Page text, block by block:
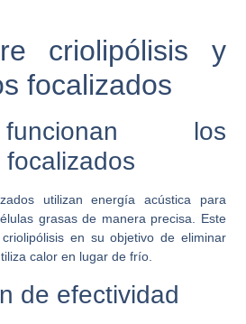
criolipólisis y
focalizados
los
utilizan energía acústica para
grasas de manera precisa. Este
en su objetivo de eliminar
calor en lugar de frío.
de efectividad